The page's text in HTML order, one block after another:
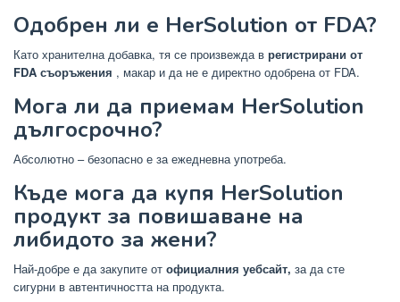
Одобрен ли е HerSolution от FDA?
Като хранителна добавка, тя се произвежда в регистрирани от
FDA съоръжения , макар и да не е директно одобрена от FDA.
Мога ли да приемам HerSolution
дългосрочно?
Абсолютно – безопасно е за ежедневна употреба.
Къде мога да купя HerSolution
продукт за повишаване на
либидото за жени?
Най-добре е да закупите от официалния уебсайт, за да сте
сигурни в автентичността на продукта.